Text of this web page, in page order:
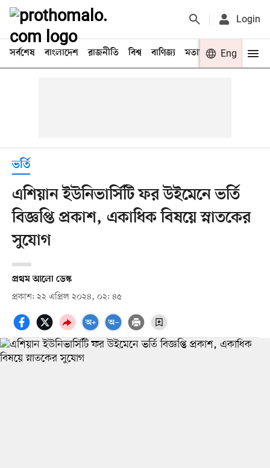
Login
সর্বশেষ বাংলাদেশ রাজনীতি বিশ্ব বাণিজ্য মতামত খেলা
Eng
ভর্তি
এশিয়ান ইউনিভার্সিটি ফর উইমেনে ভর্তি
বিজ্ঞপ্তি প্রকাশ, একাধিক বিষয়ে স্নাতকের
সুযোগ
প্রথম আলো ডেস্ক
প্রকাশ: ২২ এপ্রিল ২০২৪, ০২: ৪৫